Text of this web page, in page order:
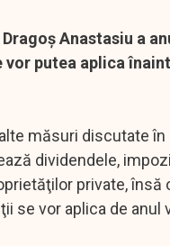
Dragoş Anastasiu a
vor putea aplica
măsuri discutate
dividendele,
private, însă
se vor aplica de anul